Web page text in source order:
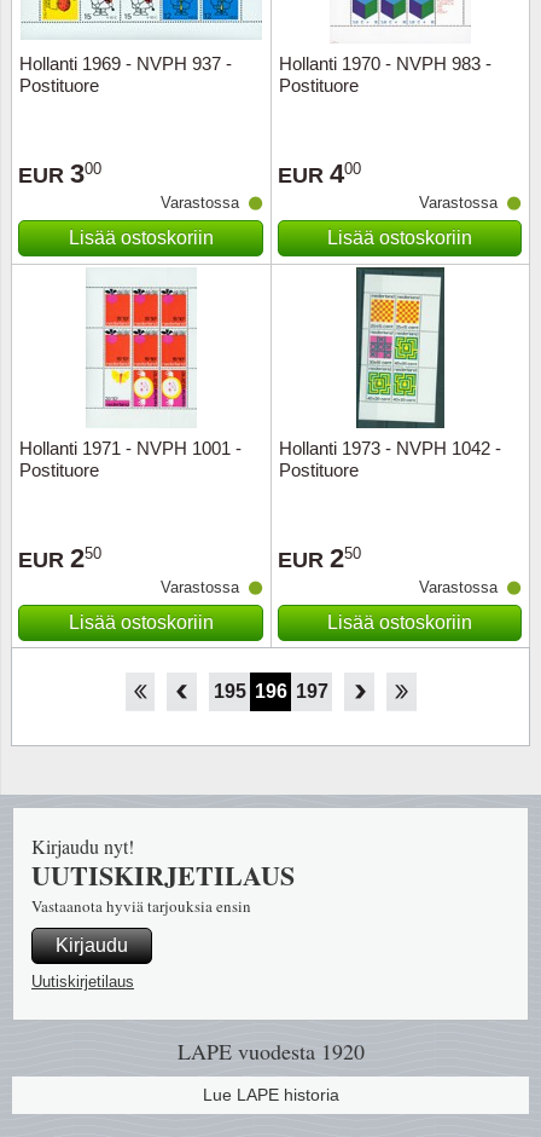
Hollanti 1969 - NVPH 937 -
Postituore
EUR 300
Varastossa
Lisää ostoskoriin
Hollanti 1970 - NVPH 983 -
Postituore
EUR 400
Varastossa
Lisää ostoskoriin
Hollanti 1971 - NVPH 1001 -
Postituore
EUR 250
Varastossa
Lisää ostoskoriin
Hollanti 1973 - NVPH 1042 -
Postituore
EUR 250
Varastossa
Lisää ostoskoriin
193 194 195 196 197 198 199
LAPE vuodesta 1920
Lue LAPE historia
Kirjaudu nyt!
UUTISKIRJETILAUS
Vastaanota hyviä tarjouksia ensin
Kirjaudu
Uutiskirjetilaus